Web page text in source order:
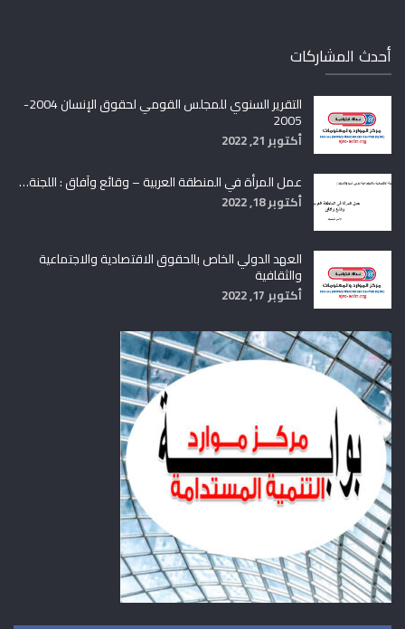
أحدث المشاركات
التقرير السنوي للمجلس القومي لحقوق الإنسان 2004-
2005
أكتوبر 21, 2022
عمل المرأة في المنطقة العربية – وقائع وآفاق : اللجنة…
أكتوبر 18, 2022
العهد الدولي الخاص بالحقوق الاقتصادية والاجتماعية
والثقافية
أكتوبر 17, 2022